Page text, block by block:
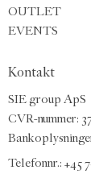
OUTLET
EVENTS
Kontakt
SIE group ApS
CVR-nummer:
Telefonnr.: +45